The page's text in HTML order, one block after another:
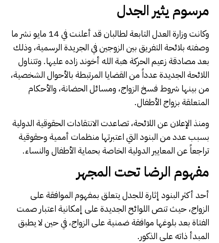
مرسوم يثير الجدل
وكانت وزارة العدل التابعة لطالبان قد أعلنت في 14 مايو نشر ما
وصفته بلائحة التفريق بين الزوجين في الجريدة الرسمية، وذلك
بعد مصادقة زعيم الحركة هبة الله أخوند زاده عليها. وتتناول
اللائحة الجديدة عدداً من القضايا المرتبطة بالأحوال الشخصية،
من بينها شروط فسخ الزواج، ومسائل الحضانة، والأحكام
المتعلقة بزواج الأطفال.
ومنذ الإعلان عن اللائحة، تصاعدت الانتقادات الحقوقية الدولية
بسبب عدد من البنود التي اعتبرتها منظمات أممية وحقوقية
تراجعاً عن المعايير الدولية الخاصة بحماية الأطفال والنساء.
مفهوم الرضا تحت المجهر
أحد أكثر البنود إثارة للجدل يتعلق بمفهوم الموافقة على
الزواج، حيث تنص اللوائح الجديدة على إمكانية اعتبار صمت
الفتاة بعد بلوغها موافقة ضمنية على الزواج، في حين لا يطبق
المبدأ ذاته على الذكور.